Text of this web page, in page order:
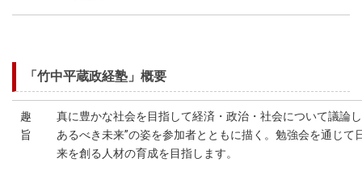
「竹中平蔵政経塾」概要
趣
旨
真に豊かな社会を目指して経済・政治・社会について議論
あるべき未来”の姿を参加者とともに描く。勉強会を通じて
来を創る人材の育成を目指します。